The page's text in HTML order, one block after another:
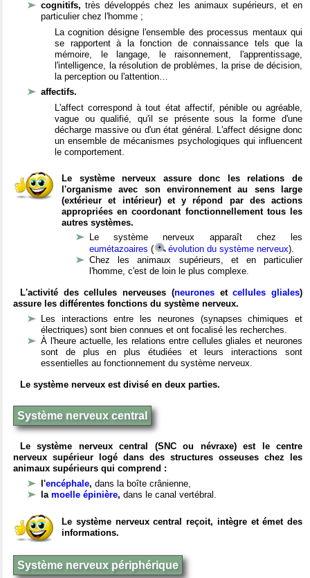
cognitifs,très développés chez les animaux supérieurs, et en
particulier chez l'homme ;
La cognition désigne l'ensemble des processus mentaux qui
se rapportent à la fonction de connaissance tels que la
mémoire, le langage, le raisonnement, l'apprentissage,
l'intelligence, la résolution de problèmes, la prise de décision,
la perception ou l'attention…
affectifs.
L'affect correspond à tout état affectif, pénible ou agréable,
vague ou qualifié, qu'il se présente sous la forme d'une
décharge massive ou d'un état général. L'affect désigne donc
un ensemble de mécanismes psychologiques qui influencent
le comportement.
Le système nerveux assure donc les relations de
l'organisme avec son environnement au sens large
(extérieur et intérieur) et y répond par des actions
appropriées en coordonant fonctionnellement tous les
autres systèmes.
Le système nerveux apparaît chez les
eumétazoaires ( évolution du système nerveux).
Chez les animaux supérieurs, et en particulier
l'homme, c'est de loin le plus complexe.
L'activité des cellules nerveuses (neuronesetcellules gliales)
assure les différentes fonctions du système nerveux.
Les interactions entre les neurones (synapses chimiques et
électriques) sont bien connues et ont focalisé les recherches.
À l'heure actuelle, les relations entre cellules gliales et neurones
sont de plus en plus étudiées et leurs interactions sont
essentielles au fonctionnement du système nerveux.
Le système nerveux est divisé en deux parties.
Système nerveux central
Le système nerveux central (SNC ou névraxe) est le centre
nerveux supérieur logé dans des structures osseuses chez les
animaux supérieurs qui comprend :
l'encéphale, dans la boîte crânienne,
la moelle épinière, dans le canal vertébral.
Le système nerveux central reçoit, intègre et émet des
informations.
Système nerveux périphérique